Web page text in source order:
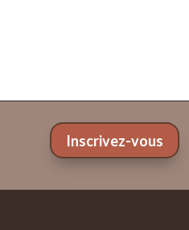
Inscrivez-vous